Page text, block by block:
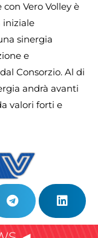
Vero Volley è
iniziale
sinergia
e
Consorzio. Al di
andrà avanti
valori forti e